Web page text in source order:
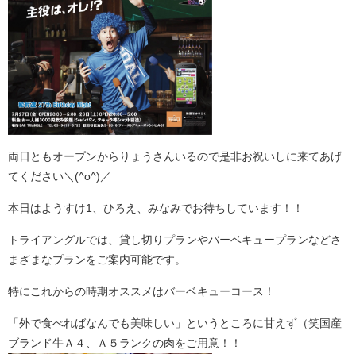
両日ともオープンからりょうさんいるので是非お祝いしに来てあげ
てください＼(^o^)／
本日はようすけ1、ひろえ、みなみでお待ちしています！！
トライアングルでは、貸し切りプランやバーベキュープランなどさ
まざまなプランをご案内可能です。
特にこれからの時期オススメはバーベキューコース！
「外で食べればなんでも美味しい」というところに甘えず（笑国産
ブランド牛Ａ４、Ａ５ランクの肉をご用意！！